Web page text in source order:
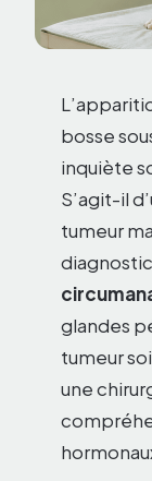
bosse
inquiète
S’agit-il
tumeur
glandes
tumeur
une